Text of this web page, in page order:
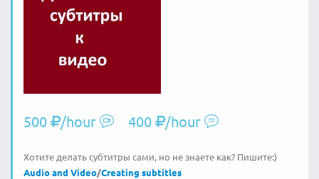
500 /hour 400 /hour
Хотите делать субтитры сами, но не знаете как? Пишите:)
Audio and Video/Creating subtitles